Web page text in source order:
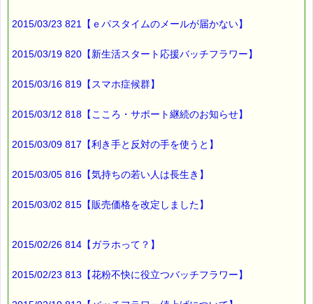
2015/03/23 821【ｅパスタイムのメールが届かない】
2015/03/19 820【新生活スタート応援バッチフラワー】
2015/03/16 819【スマホ症候群】
2015/03/12 818【こころ・サポート継続のお知らせ】
2015/03/09 817【利き手と反対の手を使うと】
2015/03/05 816【気持ちの若い人は長生き】
2015/03/02 815【販売価格を改定しました】
2015/02/26 814【ガラホって？】
2015/02/23 813【花粉不快に役立つバッチフラワー】